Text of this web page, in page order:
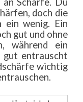
doch die
ein wenig. Ein
gut und ohne
während ein
gut entrauscht
wichtig